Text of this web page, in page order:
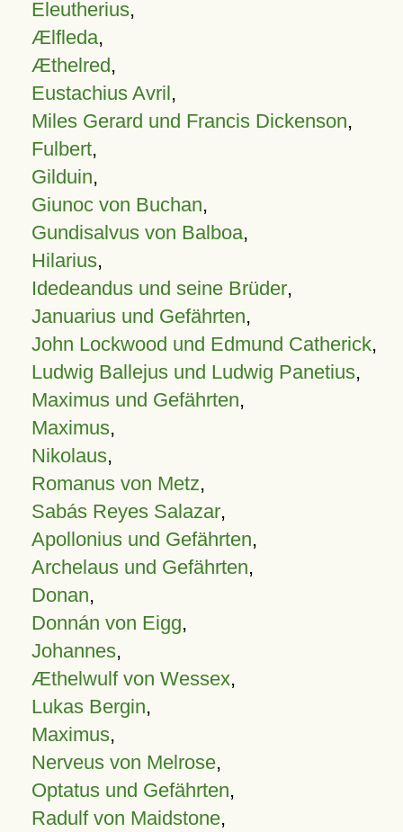
Eleutherius,
Ælfleda,
Æthelred,
Eustachius Avril,
Miles Gerard und Francis Dickenson,
Fulbert,
Gilduin,
Giunoc von Buchan,
Gundisalvus von Balboa,
Hilarius,
Idedeandus und seine Brüder,
Januarius und Gefährten,
John Lockwood und Edmund Catherick,
Ludwig Ballejus und Ludwig Panetius,
Maximus und Gefährten,
Maximus,
Nikolaus,
Romanus von Metz,
Sabás Reyes Salazar,
Apollonius und Gefährten,
Archelaus und Gefährten,
Donan,
Donnán von Eigg,
Johannes,
Æthelwulf von Wessex,
Lukas Bergin,
Maximus,
Nerveus von Melrose,
Optatus und Gefährten,
Radulf von Maidstone,